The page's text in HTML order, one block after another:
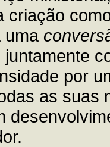
criação
uma
por
as suas